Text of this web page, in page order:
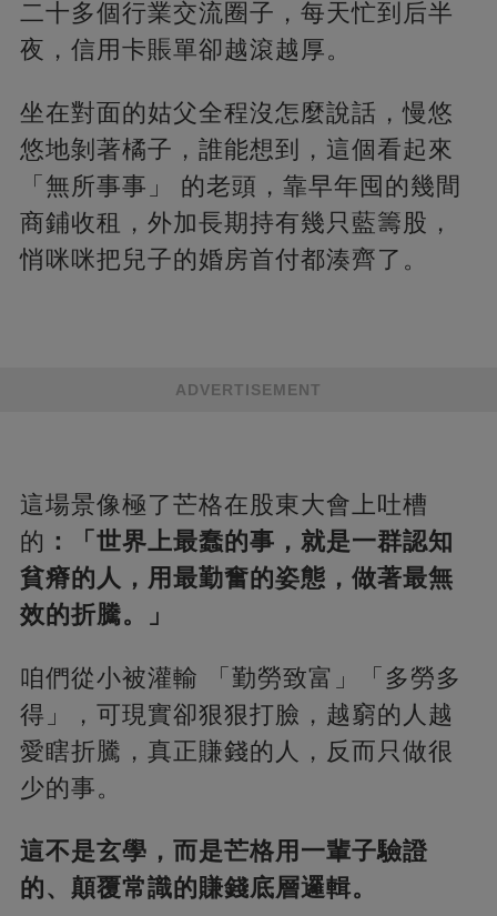
二十多個行業交流圈子，每天忙到后半
夜，信用卡賬單卻越滾越厚。
坐在對面的姑父全程沒怎麼說話，慢悠
悠地剝著橘子，誰能想到，這個看起來
「無所事事」 的老頭，靠早年囤的幾間
商鋪收租，外加長期持有幾只藍籌股，
悄咪咪把兒子的婚房首付都湊齊了。
ADVERTISEMENT
這場景像極了芒格在股東大會上吐槽
的 ：「世界上最蠢的事，就是一群認知
貧瘠的人，用最勤奮的姿態，做著最無
效的折騰。」
咱們從小被灌輸 「勤勞致富」「多勞多
得」，可現實卻狠狠打臉，越窮的人越
愛瞎折騰，真正賺錢的人，反而只做很
少的事。
這不是玄學，而是芒格用一輩子驗證
的、顛覆常識的賺錢底層邏輯。